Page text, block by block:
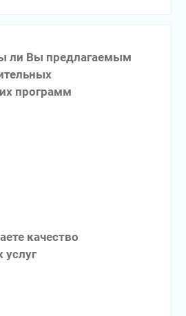
ли Вы предлагаемым
программ
качество
услуг